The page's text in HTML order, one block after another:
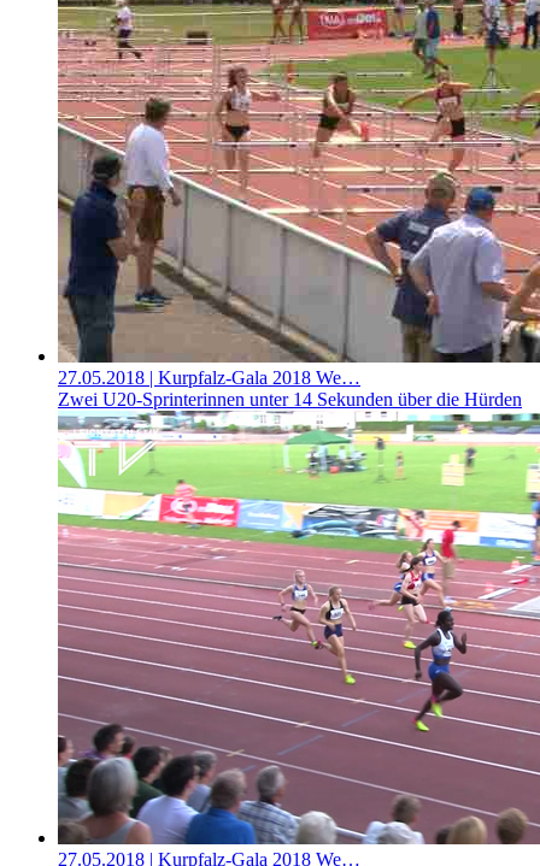
27.05.2018 | Kurpfalz-Gala 2018 We…
Zwei U20-Sprinterinnen unter 14 Sekunden über die Hürden
27.05.2018 | Kurpfalz-Gala 2018 We…